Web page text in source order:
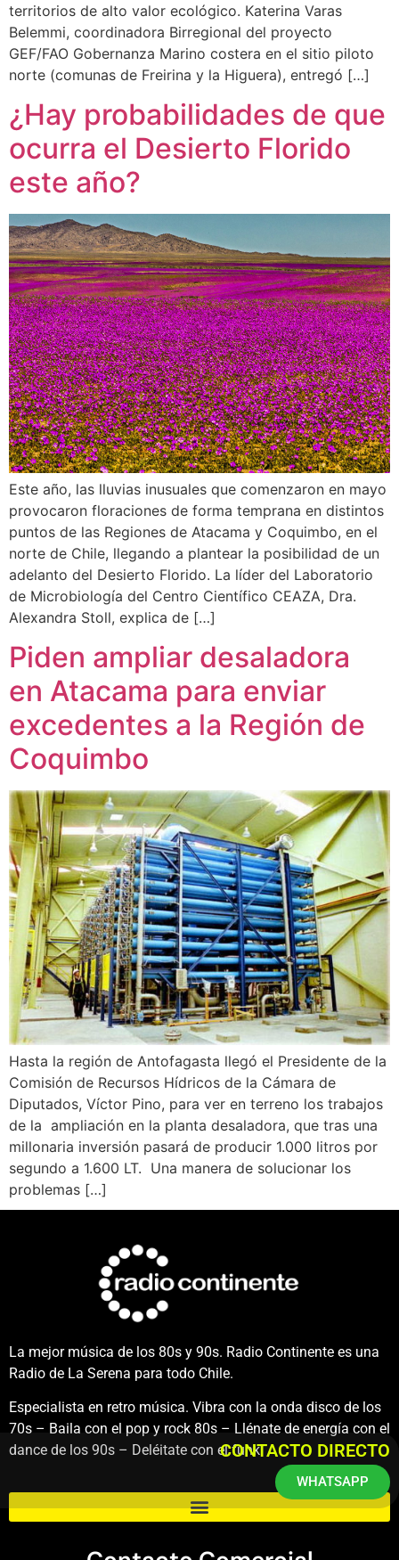
territorios de alto valor ecológico. Katerina Varas
Belemmi, coordinadora Birregional del proyecto
GEF/FAO Gobernanza Marino costera en el sitio piloto
norte (comunas de Freirina y la Higuera), entregó […]
¿Hay probabilidades de que
ocurra el Desierto Florido
este año?
Este año, las lluvias inusuales que comenzaron en mayo
provocaron floraciones de forma temprana en distintos
puntos de las Regiones de Atacama y Coquimbo, en el
norte de Chile, llegando a plantear la posibilidad de un
adelanto del Desierto Florido. La líder del Laboratorio
de Microbiología del Centro Científico CEAZA, Dra.
Alexandra Stoll, explica de […]
Piden ampliar desaladora
en Atacama para enviar
excedentes a la Región de
Coquimbo
Hasta la región de Antofagasta llegó el Presidente de la
Comisión de Recursos Hídricos de la Cámara de
Diputados, Víctor Pino, para ver en terreno los trabajos
de la ampliación en la planta desaladora, que tras una
millonaria inversión pasará de producir 1.000 litros por
segundo a 1.600 LT. Una manera de solucionar los
problemas […]
La mejor música de los 80s y 90s. Radio Continente es una
Radio de La Serena para todo Chile.
Especialista en retro música. Vibra con la onda disco de los
70s – Baila con el pop y rock 80s – Llénate de energía con el
dance de los 90s – Deléitate con el funk.CONTACTO DIRECTO
WHATSAPP